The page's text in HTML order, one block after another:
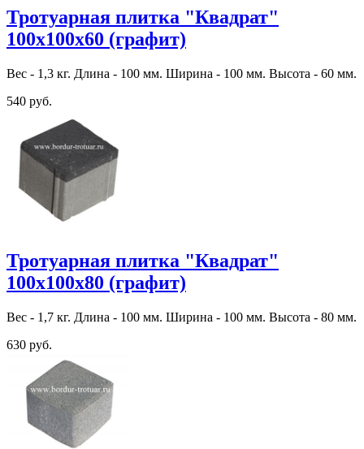
Тротуарная плитка "Квадрат"
100х100х60 (графит)
Вес - 1,3 кг. Длина - 100 мм. Ширина - 100 мм. Высота - 60 мм.
540 руб.
Тротуарная плитка "Квадрат"
100х100х80 (графит)
Вес - 1,7 кг. Длина - 100 мм. Ширина - 100 мм. Высота - 80 мм.
630 руб.